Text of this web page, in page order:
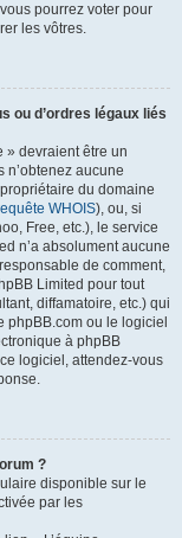
pourrez voter pour
les vôtres.
ou d’ordres légaux liés
» devraient être un
n’obtenez aucune
du domaine
WHOIS), ou, si
Free, etc.), le service
n’a absolument aucune
de comment,
Limited pour tout
diffamatoire, etc.) qui
phpBB.com ou le logiciel
à phpBB
logiciel, attendez-vous
?
disponible sur le
par les